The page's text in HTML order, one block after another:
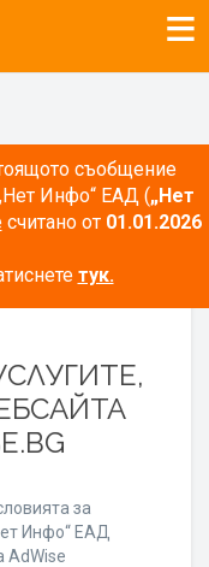
съобщение
Инфо“ ЕАД („Нет
считано от 01.01.2026
тук.
за
Инфо“ ЕАД
AdWise